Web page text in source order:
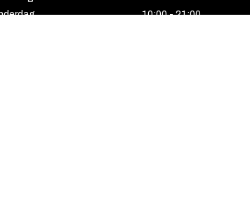
10:00 - 21:00